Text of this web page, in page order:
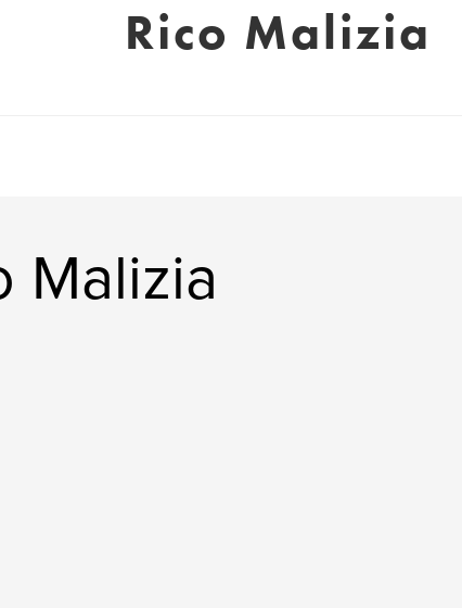
Rico Malizia
Malizia